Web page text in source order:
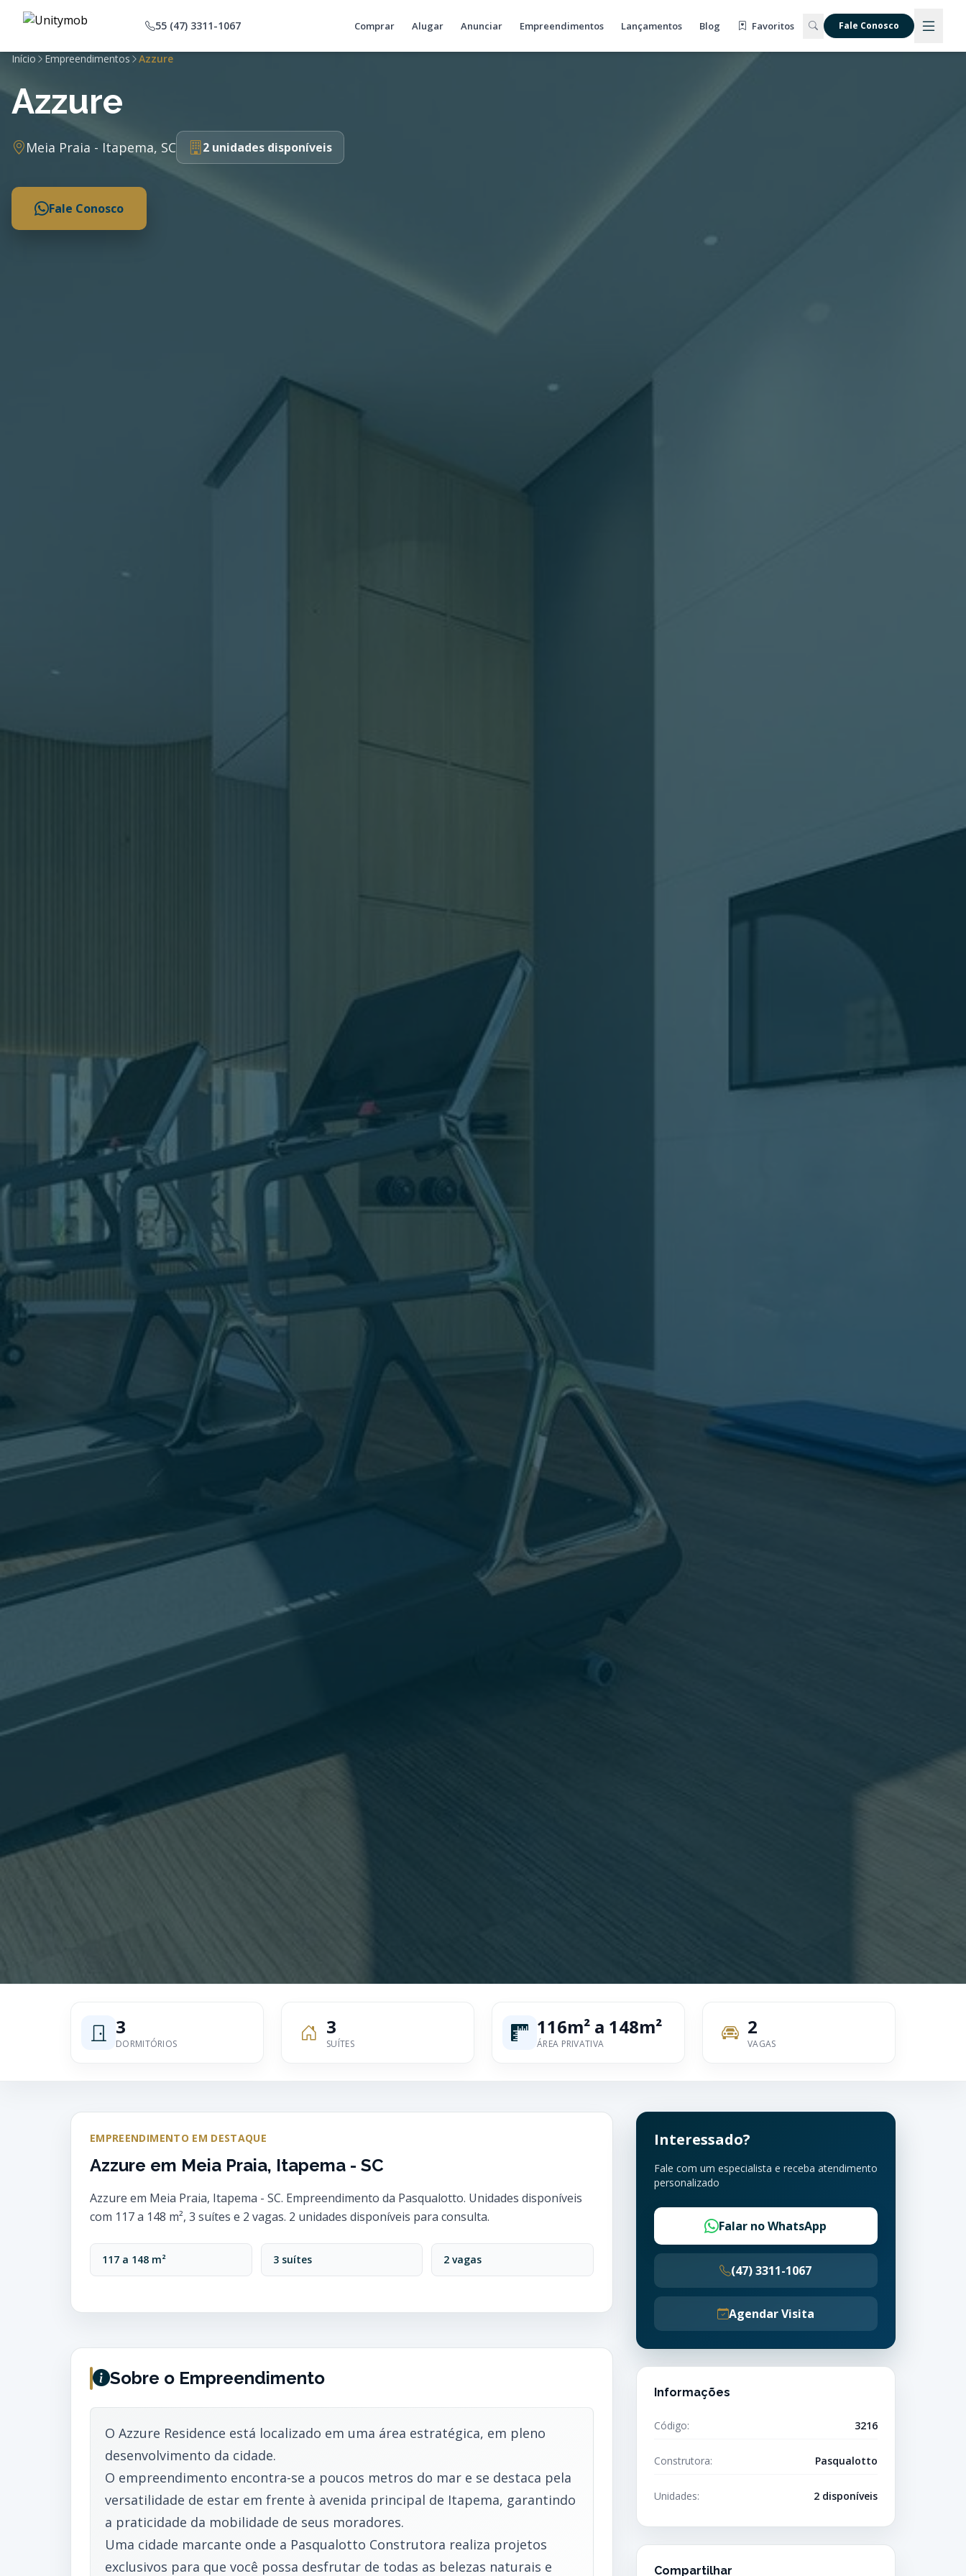
55 (47) 3311-1067 Comprar Alugar Anunciar Empreendimentos Lançamentos Blog Favoritos Fale Conosco
Início Empreendimentos Azzure
Azzure
Meia Praia - Itapema, SC 2 unidades disponíveis
Fale Conosco
3
DORMITÓRIOS
3
SUÍTES
116m² a 148m²
ÁREA PRIVATIVA
2
VAGAS
EMPREENDIMENTO EM DESTAQUE
Azzure em Meia Praia, Itapema - SC
Azzure em Meia Praia, Itapema - SC. Empreendimento da Pasqualotto. Unidades disponíveis
com 117 a 148 m², 3 suítes e 2 vagas. 2 unidades disponíveis para consulta.
117 a 148 m² 3 suítes 2 vagas
Sobre o Empreendimento
O Azzure Residence está localizado em uma área estratégica, em pleno
desenvolvimento da cidade.
O empreendimento encontra-se a poucos metros do mar e se destaca pela
versatilidade de estar em frente à avenida principal de Itapema, garantindo
a praticidade da mobilidade de seus moradores.
Uma cidade marcante onde a Pasqualotto Construtora realiza projetos
exclusivos para que você possa desfrutar de todas as belezas naturais e
Interessado?
Fale com um especialista e receba atendimento
personalizado
Falar no WhatsApp
(47) 3311-1067
Agendar Visita
Informações
Código: 3216
Construtora: Pasqualotto
Unidades: 2 disponíveis
Compartilhar